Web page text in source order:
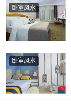
卧室风水
卧室风水